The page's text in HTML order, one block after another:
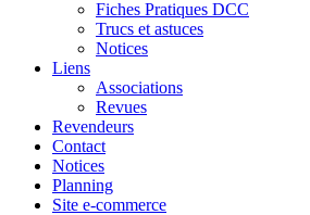
Fiches Pratiques DCC
Trucs et astuces
Notices
Liens
Associations
Revues
Revendeurs
Contact
Notices
Planning
Site e-commerce